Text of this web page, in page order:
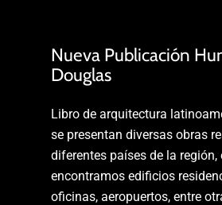
Nueva Publicación
Douglas
Libro de arquitectura
se presentan diversas obras
diferentes países de la región,
encontramos edificios
oficinas, aeropuertos, entre